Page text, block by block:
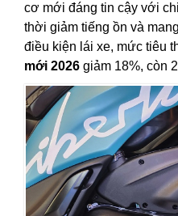
cơ mới đáng tin cậy với
thời giảm tiếng ồn và
điều kiện lái xe, mức tiêu
mới 2026 giảm 18%, còn